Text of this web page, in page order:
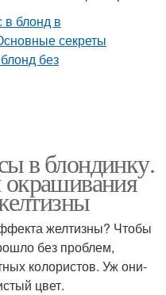
в блондинку.
желтизны? Чтобы
без проблем,
колористов. Уж они-
цвет.